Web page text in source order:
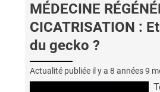
MÉDECINE
CICATRISATION :
du gecko ?
Actualité publiée il y a 8 années 9